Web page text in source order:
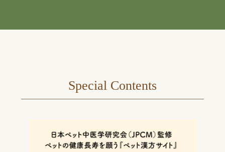
Special Contents